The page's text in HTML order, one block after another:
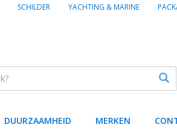
SCHILDER YACHTING & MARINE
DUURZAAMHEID MERKEN